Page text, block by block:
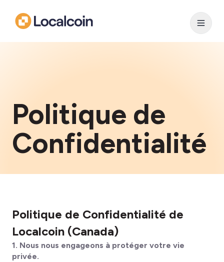
Politique de
Confidentialité
Politique de Confidentialité de
Localcoin (Canada)
1. Nous nous engageons à protéger votre vie
privée.